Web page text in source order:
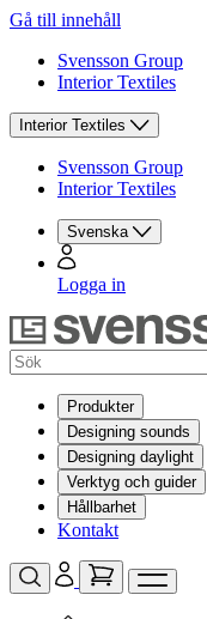
Gå till innehåll
Svensson Group
Interior Textiles
Interior Textiles
Svensson Group
Interior Textiles
Svenska
Logga in
Produkter
Designing sounds
Designing daylight
Verktyg och guider
Hållbarhet
Kontakt